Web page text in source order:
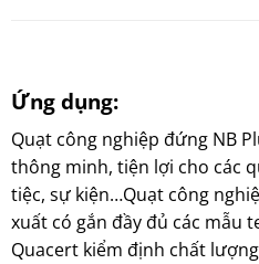
Ứng dụng:
Quạt công nghiệp đứng NB
thông minh, tiện lợi cho các
tiệc, sự kiện…Quạt công
xuất có gắn đầy đủ các mẫu
Quacert kiểm định chất